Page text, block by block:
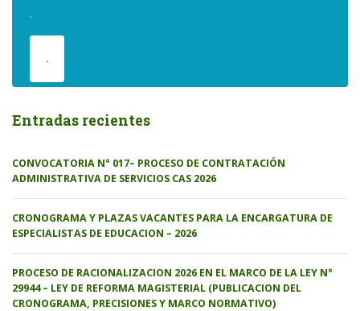
.
.
Entradas recientes
CONVOCATORIA N° 017– PROCESO DE CONTRATACIÓN
ADMINISTRATIVA DE SERVICIOS CAS 2026
CRONOGRAMA Y PLAZAS VACANTES PARA LA ENCARGATURA DE
ESPECIALISTAS DE EDUCACION – 2026
PROCESO DE RACIONALIZACION 2026 EN EL MARCO DE LA LEY N°
29944 – LEY DE REFORMA MAGISTERIAL (PUBLICACION DEL
CRONOGRAMA, PRECISIONES Y MARCO NORMATIVO)